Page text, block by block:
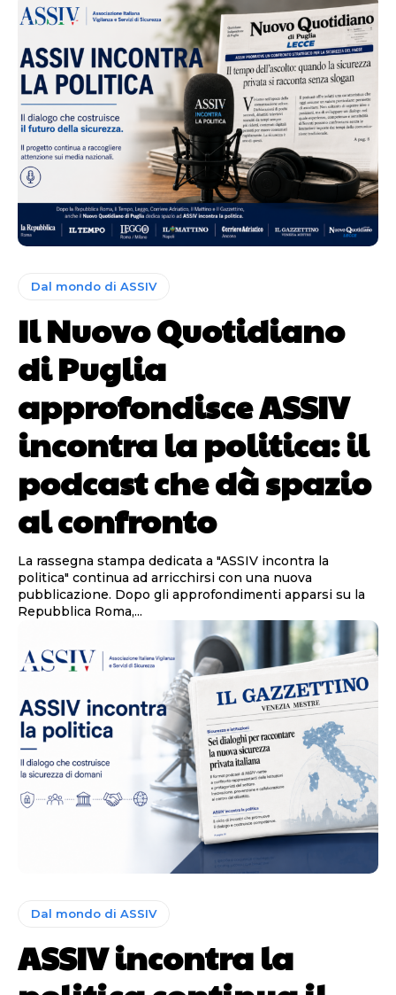
Dal mondo di ASSIV
Il Nuovo Quotidiano
di Puglia
approfondisce ASSIV
incontra la politica: il
podcast che dà spazio
al confronto
La rassegna stampa dedicata a "ASSIV incontra la
politica" continua ad arricchirsi con una nuova
pubblicazione. Dopo gli approfondimenti apparsi su la
Repubblica Roma,...
Dal mondo di ASSIV
ASSIV incontra la